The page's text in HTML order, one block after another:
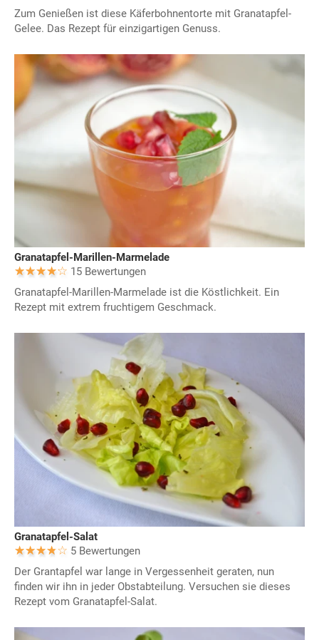
Zum Genießen ist diese Käferbohnentorte mit Granatapfel-
Gelee. Das Rezept für einzigartigen Genuss.
Granatapfel-Marillen-Marmelade
15 Bewertungen
Granatapfel-Marillen-Marmelade ist die Köstlichkeit. Ein
Rezept mit extrem fruchtigem Geschmack.
Granatapfel-Salat
5 Bewertungen
Der Grantapfel war lange in Vergessenheit geraten, nun
finden wir ihn in jeder Obstabteilung. Versuchen sie dieses
Rezept vom Granatapfel-Salat.